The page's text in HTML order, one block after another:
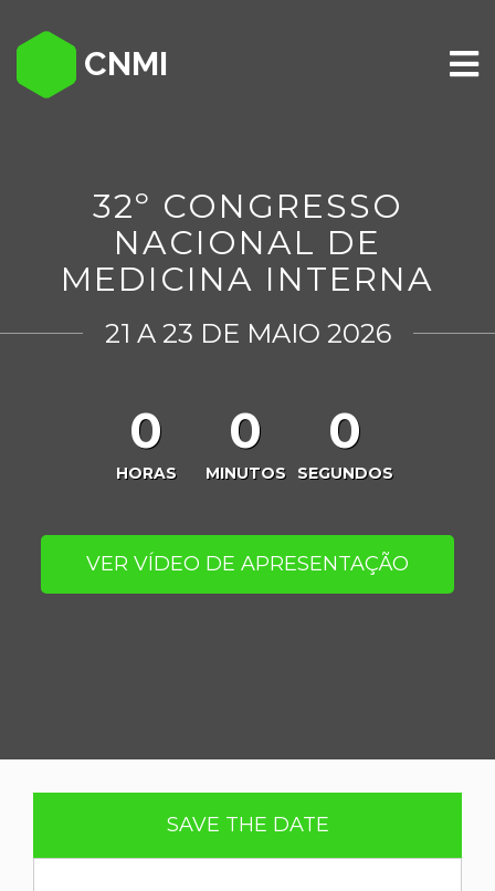
CNMI
32º CONGRESSO
NACIONAL DE
MEDICINA INTERNA
21 A 23 DE MAIO 2026
0
HORAS
0
MINUTOS
0
SEGUNDOS
VER VÍDEO DE APRESENTAÇÃO
SAVE THE DATE